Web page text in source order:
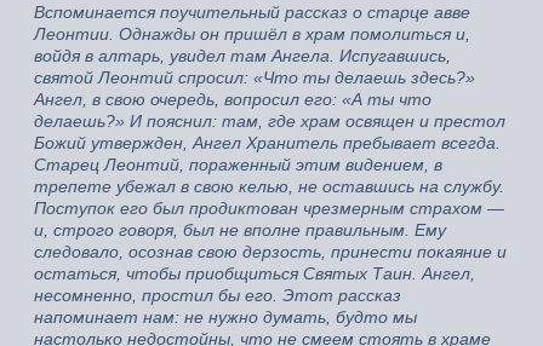
Вспоминается поучительный рассказ о старце авве
Леонтии. Однажды он пришёл в храм помолиться и,
войдя в алтарь, увидел там Ангела. Испугавшись,
святой Леонтий спросил: «Что ты делаешь здесь?»
Ангел, в свою очередь, вопросил его: «А ты что
делаешь?» И пояснил: там, где храм освящен и престол
Божий утвержден, Ангел Хранитель пребывает всегда.
Старец Леонтий, пораженный этим видением, в
трепете убежал в свою келью, не оставшись на службу.
Поступок его был продиктован чрезмерным страхом —
и, строго говоря, был не вполне правильным. Ему
следовало, осознав свою дерзость, принести покаяние и
остаться, чтобы приобщиться Святых Таин. Ангел,
несомненно, простил бы его. Этот рассказ
напоминает нам: не нужно думать, будто мы
настолько недостойны, что не смеем стоять в храме